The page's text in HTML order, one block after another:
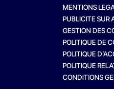
MENTIONS
PUBLICITE SUR
GESTION DES
POLITIQUE DE
POLITIQUE
POLITIQUE
CONDITIONS